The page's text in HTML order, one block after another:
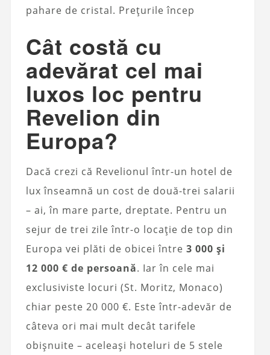
pahare de cristal. Prețurile încep
Cât costă cu
adevărat cel mai
luxos loc pentru
Revelion din
Europa?
Dacă crezi că Revelionul într-un hotel de
lux înseamnă un cost de două-trei salarii
– ai, în mare parte, dreptate. Pentru un
sejur de trei zile într-o locație de top din
Europa vei plăti de obicei între 3 000 și
12 000 € de persoană. Iar în cele mai
exclusiviste locuri (St. Moritz, Monaco)
chiar peste 20 000 €. Este într-adevăr de
câteva ori mai mult decât tarifele
obișnuite – aceleași hoteluri de 5 stele